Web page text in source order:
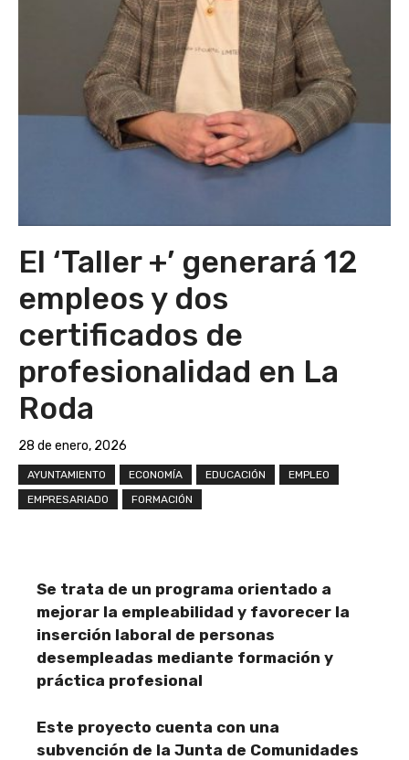
El ‘Taller +’ generará 12
empleos y dos
certificados de
profesionalidad en La
Roda
28 de enero, 2026
AYUNTAMIENTO ECONOMÍA EDUCACIÓN
EMPLEO
EMPRESARIADO
FORMACIÓN
Se trata de un programa orientado a
mejorar la empleabilidad y favorecer la
inserción laboral de personas
desempleadas mediante formación y
práctica profesional
Este proyecto cuenta con una
subvención de la Junta de Comunidades